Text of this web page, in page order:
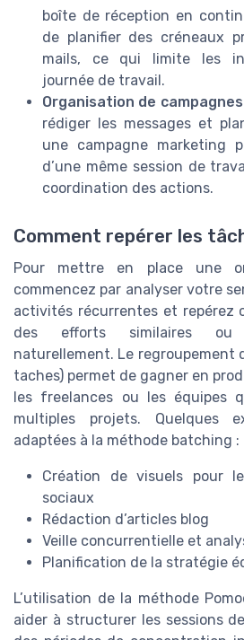
boîte de réception en
de planifier des créneaux
mails, ce qui limite les
journée de travail.
Organisation de campagnes
rédiger les messages et
une campagne marketing
d’une même session de
coordination des actions.
Comment repérer les
Pour mettre en place une
commencez par analyser votre
activités récurrentes et repérez
des efforts similaires ou
naturellement. Le regroupement
taches) permet de gagner en
les freelances ou les équipes
multiples projets. Quelques
adaptées à la méthode batching :
Création de visuels pour
sociaux
Rédaction d’articles blog
Veille concurrentielle et
Planification de la stratégie
L’utilisation de la méthode
aider à structurer les sessions